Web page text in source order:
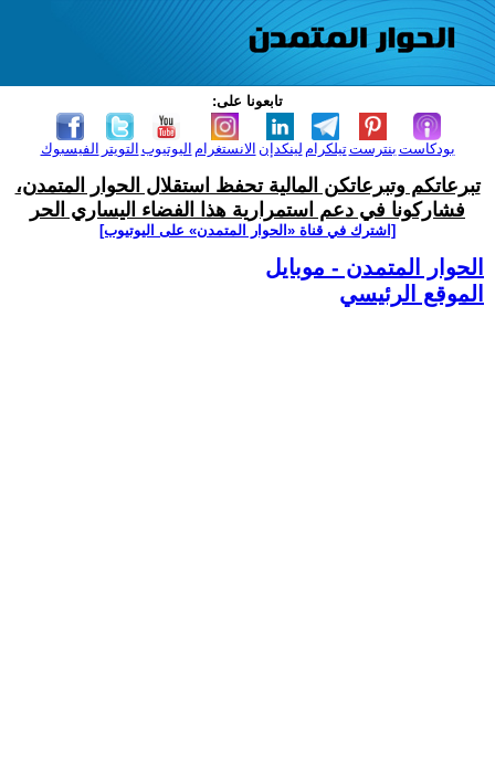
تابعونا على:
الفيسبوك التويتر اليوتيوب الانستغرام لينكدإن تيلكرامبنترست بودكاست
تبرعاتكم وتبرعاتكن المالية تحفظ استقلال الحوار المتمدن،
فشاركونا في دعم استمرارية هذا الفضاء اليساري الحر
[اشترك في قناة ‫«الحوار المتمدن» على اليوتيوب]
الحوار المتمدن - موبايل
الموقع الرئيسي